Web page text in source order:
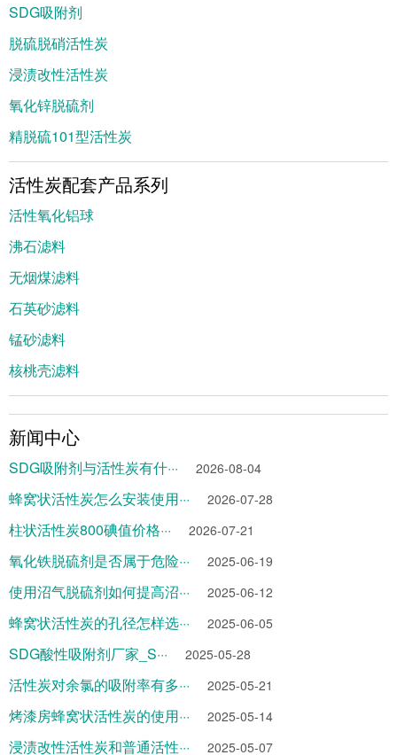
SDG吸附剂
脱硫脱硝活性炭
浸渍改性活性炭
氧化锌脱硫剂
精脱硫101型活性炭
活性炭配套产品系列
活性氧化铝球
沸石滤料
无烟煤滤料
石英砂滤料
锰砂滤料
核桃壳滤料
新闻中心
SDG吸附剂与活性炭有什··· 2026-08-04
蜂窝状活性炭怎么安装使用··· 2026-07-28
柱状活性炭800碘值价格··· 2026-07-21
氧化铁脱硫剂是否属于危险··· 2025-06-19
使用沼气脱硫剂如何提高沼··· 2025-06-12
蜂窝状活性炭的孔径怎样选··· 2025-06-05
SDG酸性吸附剂厂家_S··· 2025-05-28
活性炭对余氯的吸附率有多··· 2025-05-21
烤漆房蜂窝状活性炭的使用··· 2025-05-14
浸渍改性活性炭和普通活性··· 2025-05-07